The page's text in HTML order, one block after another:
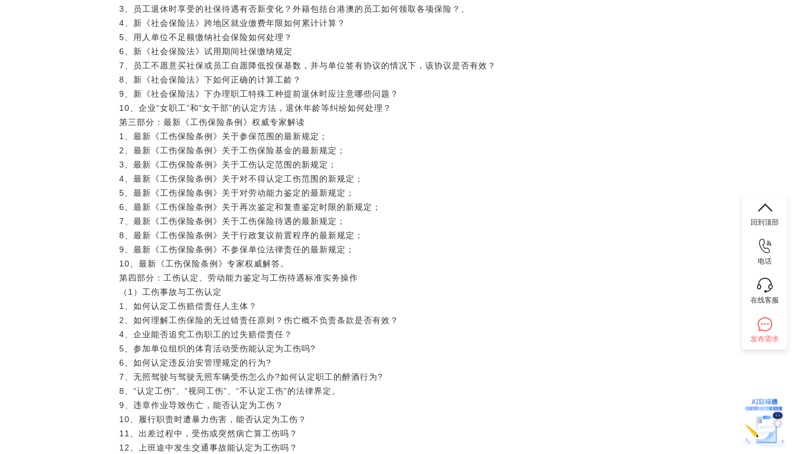
3、员工退休时享受的社保待遇有否新变化？外籍包括台港澳的员工如何领取各项保险？、
4、新《社会保险法》跨地区就业缴费年限如何累计计算？
5、用人单位不足额缴纳社会保险如何处理？
6、新《社会保险法》试用期间社保缴纳规定
7、员工不愿意买社保或员工自愿降低投保基数，并与单位签有协议的情况下，该协议是否有效？
8、新《社会保险法》下如何正确的计算工龄？
9、新《社会保险法》下办理职工特殊工种提前退休时应注意哪些问题？
10、企业“女职工”和“女干部”的认定方法，退休年龄等纠纷如何处理？
第三部分：最新《工伤保险条例》权威专家解读
1、最新《工伤保险条例》关于参保范围的最新规定；
2、最新《工伤保险条例》关于工伤保险基金的最新规定；
3、最新《工伤保险条例》关于工伤认定范围的新规定；
4、最新《工伤保险条例》关于对不得认定工伤范围的新规定；
5、最新《工伤保险条例》关于对劳动能力鉴定的最新规定；
6、最新《工伤保险条例》关于再次鉴定和复查鉴定时限的新规定；
7、最新《工伤保险条例》关于工伤保险待遇的最新规定；
8、最新《工伤保险条例》关于行政复议前置程序的最新规定；
9、最新《工伤保险条例》不参保单位法律责任的最新规定；
10、最新《工伤保险条例》专家权威解答。
第四部分：工伤认定、劳动能力鉴定与工伤待遇标准实务操作
（1）工伤事故与工伤认定
1、如何认定工伤赔偿责任人主体？
2、如何理解工伤保险的无过错责任原则？伤亡概不负责条款是否有效？
4、企业能否追究工伤职工的过失赔偿责任？
5、参加单位组织的体育活动受伤能认定为工伤吗?
6、如何认定违反治安管理规定的行为?
7、无照驾驶与驾驶无照车辆受伤怎么办?如何认定职工的醉酒行为?
8、“认定工伤”、“视同工伤”、“不认定工伤”的法律界定。
9、违章作业导致伤亡，能否认定为工伤？
10、履行职责时遭暴力伤害，能否认定为工伤？
11、出差过程中，受伤或突然病亡算工伤吗？
12、上班途中发生交通事故能认定为工伤吗？
回到顶部
电话
在线客服
发布需求